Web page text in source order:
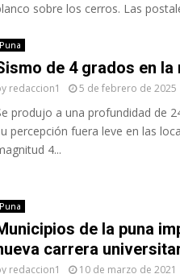
sobre los cerros. Las
Puna
de 4 grados en la
redaccion1 5 de febrero de 2025
produjo a una profundidad de
percepción fuera leve en las
4...
Puna
de la puna
carrera
redaccion1 10 de marzo de 2021